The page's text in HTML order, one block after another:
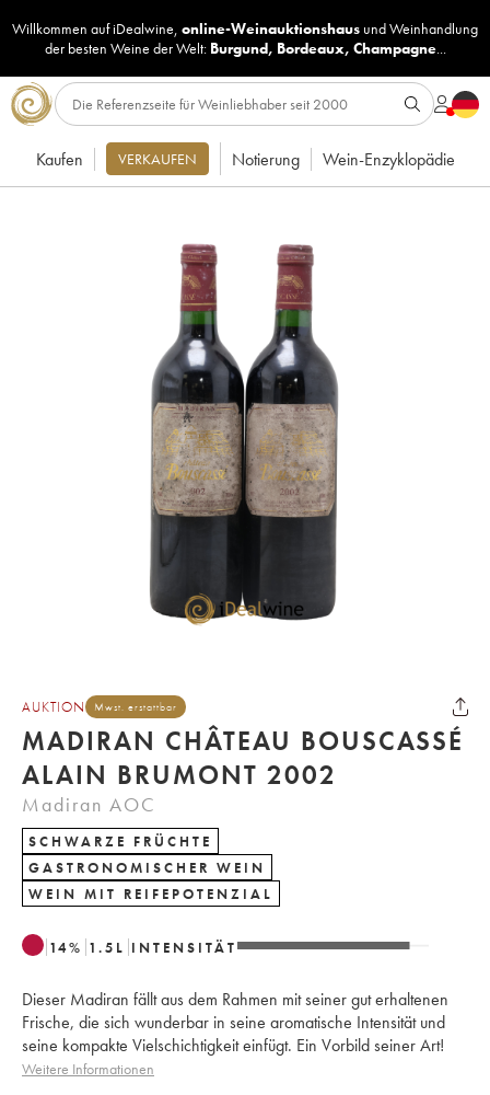
Willkommen auf iDealwine, online-Weinauktionshaus undWeinhandlung
der besten Weine der Welt: Burgund, Bordeaux, Champagne...
Kaufen VERKAUFEN Notierung Wein-Enzyklopädie
AUKTION Mwst. erstattbar
MADIRAN CHÂTEAU BOUSCASSÉ
ALAIN BRUMONT 2002
Madiran AOC
SCHWARZE FRÜCHTE
GASTRONOMISCHER WEIN
WEIN MIT REIFEPOTENZIAL
14% 1.5 L INTENSITÄT
Dieser Madiran fällt aus dem Rahmen mit seiner gut erhaltenen
Frische, die sich wunderbar in seine aromatische Intensität und
seine kompakte Vielschichtigkeit einfügt. Ein Vorbild seiner Art!
Weitere Informationen